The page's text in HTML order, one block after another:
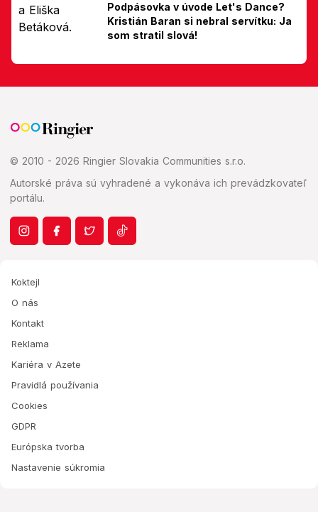
Podpásovka v úvode Let's Dance?
Kristián Baran si nebral servítku: Ja
som stratil slová!
© 2010 - 2026 Ringier Slovakia Communities s.r.o.
Autorské práva sú vyhradené a vykonáva ich prevádzkovateľ
portálu.
Koktejl
O nás
Kontakt
Reklama
Kariéra v Azete
Pravidlá používania
Cookies
GDPR
Európska tvorba
Nastavenie súkromia